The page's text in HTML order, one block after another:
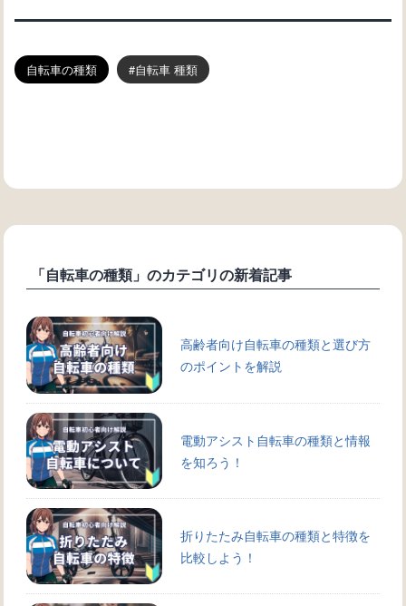
自転車の種類 自転車 種類
「自転車の種類」のカテゴリの新着記事
高齢者向け自転車の種類と選び方
のポイントを解説
電動アシスト自転車の種類と情報
を知ろう！
折りたたみ自転車の種類と特徴を
比較しよう！